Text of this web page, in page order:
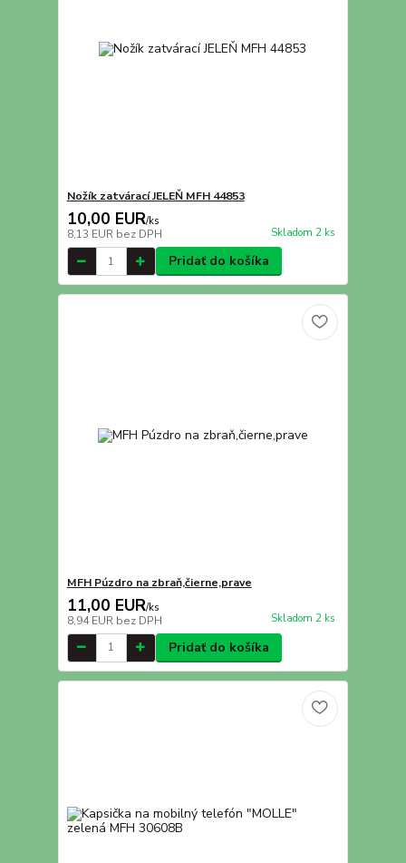
Nožík zatvárací JELEŇ MFH 44853
10,00 EUR/ks
8,13 EUR bez DPH Skladom 2 ks
Pridať do košíka
MFH Púzdro na zbraň,čierne,prave
11,00 EUR/ks
8,94 EUR bez DPH Skladom 2 ks
Pridať do košíka